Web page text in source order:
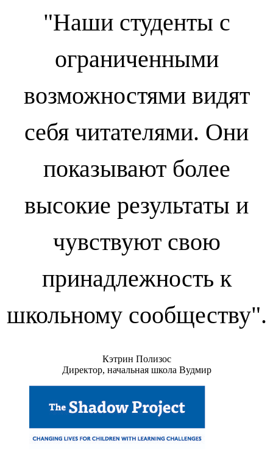
"Наши студенты с
ограниченными
возможностями видят
себя читателями. Они
показывают более
высокие результаты и
чувствуют свою
принадлежность к
школьному сообществу".
Кэтрин Полизос
Директор, начальная школа Вудмир